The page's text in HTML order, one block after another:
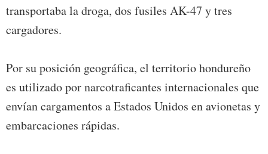
transportaba la droga, dos fusiles AK-47 y tres
cargadores.
Por su posición geográfica, el territorio hondureño
es utilizado por narcotraficantes internacionales que
envían cargamentos a Estados Unidos en avionetas y
embarcaciones rápidas.